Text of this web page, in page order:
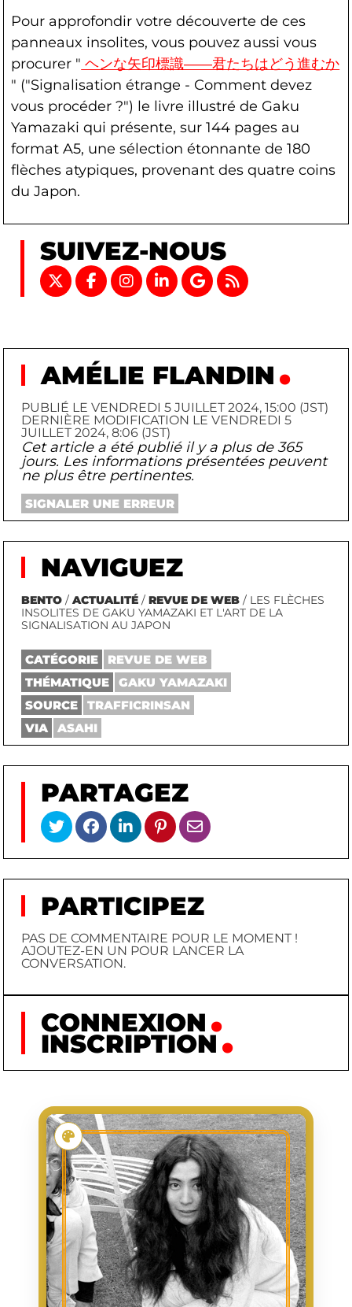
Pour approfondir votre découverte de ces
panneaux insolites, vous pouvez aussi vous
procurer " ヘンな矢印標識――君たちはどう進むか
" ("Signalisation étrange - Comment devez
vous procéder ?") le livre illustré de Gaku
Yamazaki qui présente, sur 144 pages au
format A5, une sélection étonnante de 180
flèches atypiques, provenant des quatre coins
du Japon.
SUIVEZ-NOUS
AMÉLIE FLANDIN
PUBLIÉ LE VENDREDI 5 JUILLET 2024, 15:00 (JST)
DERNIÈRE MODIFICATION LE VENDREDI 5
JUILLET 2024, 8:06 (JST)
Cet article a été publié il y a plus de 365
jours. Les informations présentées peuvent
ne plus être pertinentes.
SIGNALER UNE ERREUR
NAVIGUEZ
BENTO /ACTUALITÉ /REVUE DE WEB / LES FLÈCHES
INSOLITES DE GAKU YAMAZAKI ET L'ART DE LA
SIGNALISATION AU JAPON
CATÉGORIE
REVUE DE WEB
THÉMATIQUE
GAKU YAMAZAKI
SOURCE
TRAFFICRINSAN
VIA
ASAHI
PARTAGEZ
PARTICIPEZ
PAS DE COMMENTAIRE POUR LE MOMENT !
AJOUTEZ-EN UN POUR LANCER LA
CONVERSATION.
CONNEXION
INSCRIPTION
ONO YOKO
NOM
ONO
PRÉNOM
YOKO
NAISSANCE
933/02/18
PREMIÈRE
APPARITION
ORGANISATION DE
PERFORMANCES AVANT-
GARDISTES DANS SON
LOFT DE MANHATTAN
(CHAMBERS STREET)
DATE
D'APPARITION
1960/12/01